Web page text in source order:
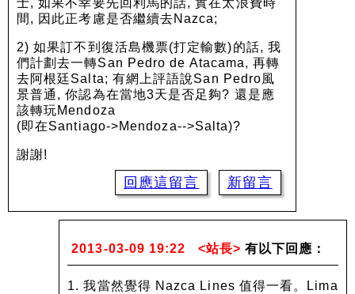
士, 如果不幸要先回利馬的話, 實在太浪費時
間, 因此正考慮是否繼續去Nazca;
2) 如果訂不到復活島機票(打定輸數)的話, 我
們計劃去一轉San Pedro de Atacama, 再轉
去阿根廷Salta; 有網上評語說San Pedro風
景普通, 你認為在當地3天是否足夠? 還是應
該轉玩Mendoza
(即在Santiago->Mendoza-->Salta)?
謝謝!
回應這留言 新留言
2013-03-09 19:22 <站長> 有以下回應：
1. 我當然覺得 Nazca Lines 值得一看。Lima